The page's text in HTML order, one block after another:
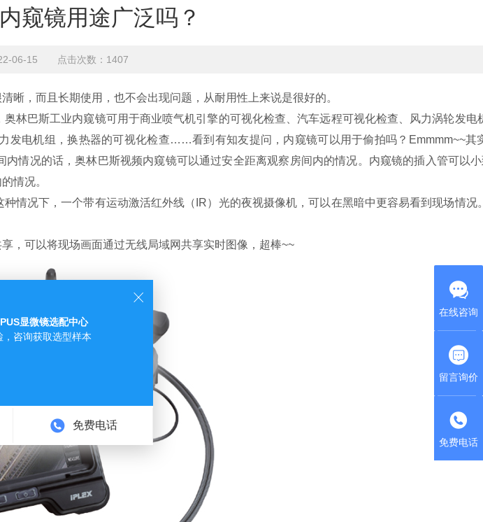
窥镜用途广泛吗？
06-15 点击次数：1407
，而且长期使用，也不会出现问题，从耐用性上来说是很好的。
巴斯工业内窥镜可用于商业喷气机引擎的可视化检查、汽车远程可视化检查、风力涡轮发电
发电机组，换热器的可视化检查……看到有知友提问，内窥镜可以用于偷拍吗？Emmmm~~其
情况的话，奥林巴斯视频内窥镜可以通过安全距离观察房间内的情况。内窥镜的插入管可以
情况。
况下，一个带有运动激活红外线（IR）光的夜视摄像机，可以在黑暗中更容易看到现场情况
可以将现场画面通过无线局域网共享实时图像，超棒~~
在线咨询
留言询价
免费电话
显微镜选配中心
咨询获取选型样本
免费电话